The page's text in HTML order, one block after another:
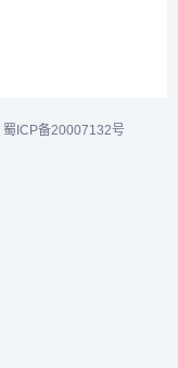
蜀ICP备20007132号